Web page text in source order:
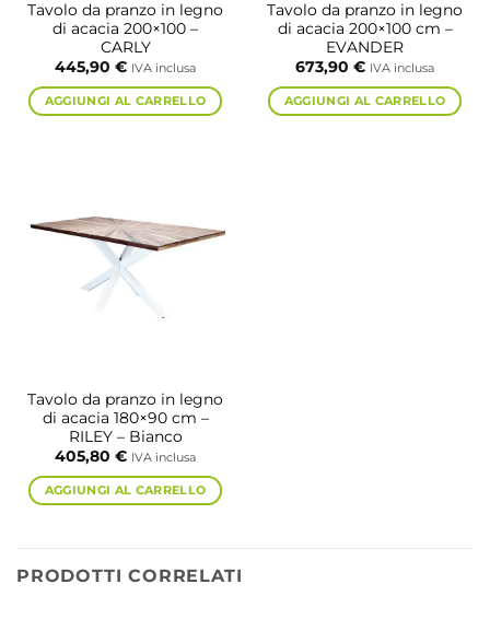
Tavolo da pranzo in legno
di acacia 200×100 –
CARLY
445,90 € IVA inclusa
AGGIUNGI AL CARRELLO
Tavolo da pranzo in legno
di acacia 200×100 cm –
EVANDER
673,90 € IVA inclusa
AGGIUNGI AL CARRELLO
Tavolo da pranzo in legno
di acacia 180×90 cm –
RILEY – Bianco
405,80 € IVA inclusa
AGGIUNGI AL CARRELLO
PRODOTTI CORRELATI